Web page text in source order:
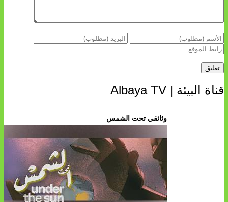
قناة البيئة | Albaya TV
وثائقي تحت الشمس